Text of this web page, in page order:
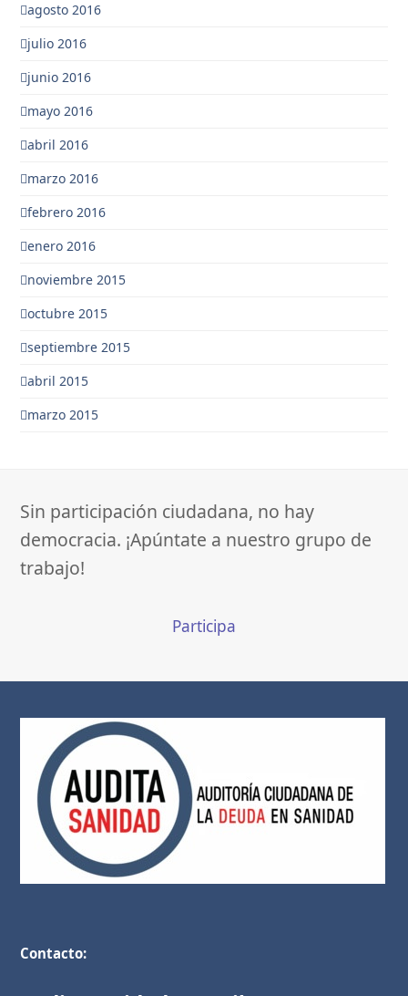
agosto 2016
julio 2016
junio 2016
mayo 2016
abril 2016
marzo 2016
febrero 2016
enero 2016
noviembre 2015
octubre 2015
septiembre 2015
abril 2015
marzo 2015
Sin participación ciudadana, no hay
democracia. ¡Apúntate a nuestro grupo de
trabajo!
Participa
Contacto: